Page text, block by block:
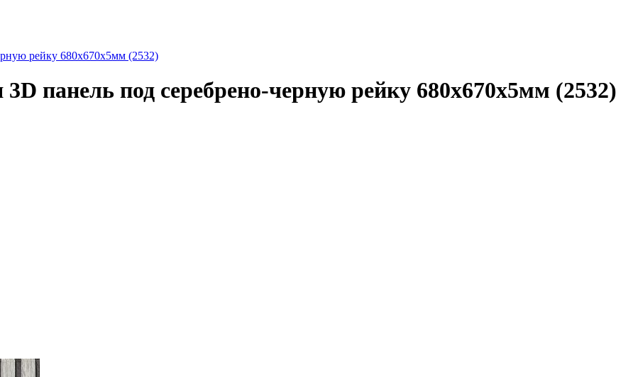
рейку 680x670x5мм (2532)
панель под серебрено-черную рейку 680x670x5мм (2532)